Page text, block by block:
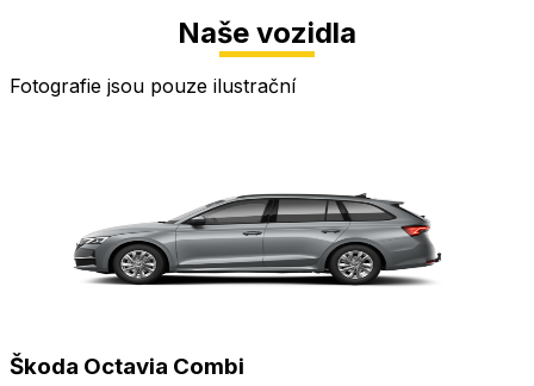
Naše vozidla
Fotografie jsou pouze ilustrační
Škoda Octavia Combi